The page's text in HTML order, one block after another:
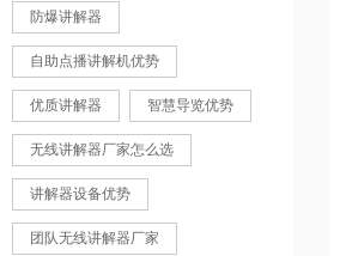
防爆讲解器
自助点播讲解机优势
优质讲解器 智慧导览优势
无线讲解器厂家怎么选
讲解器设备优势
团队无线讲解器厂家